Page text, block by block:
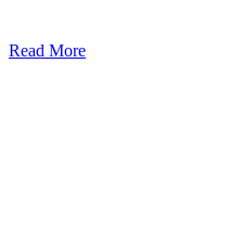
Read More